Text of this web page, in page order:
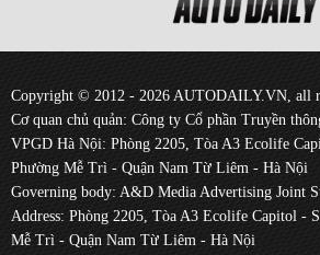
Copyright © 2012 - 2026 AUTODAILY.VN, all
Cơ quan chủ quản: Công ty Cổ phần Truyền
VPGD Hà Nội: Phòng 2205, Tòa A3 Ecolife
Phường Mễ Trì - Quận Nam Từ Liêm - Hà Nội
Governing body: A&D Media Advertising Joint
Address: Phòng 2205, Tòa A3 Ecolife Capitol -
Mễ Trì - Quận Nam Từ Liêm - Hà Nội